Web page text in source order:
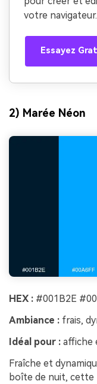
votre navigateur.
Essayez
2) Marée Néon
HEX : #001B2E
Ambiance : frais,
Idéal pour : affiche
Fraîche et
boîte de nuit,